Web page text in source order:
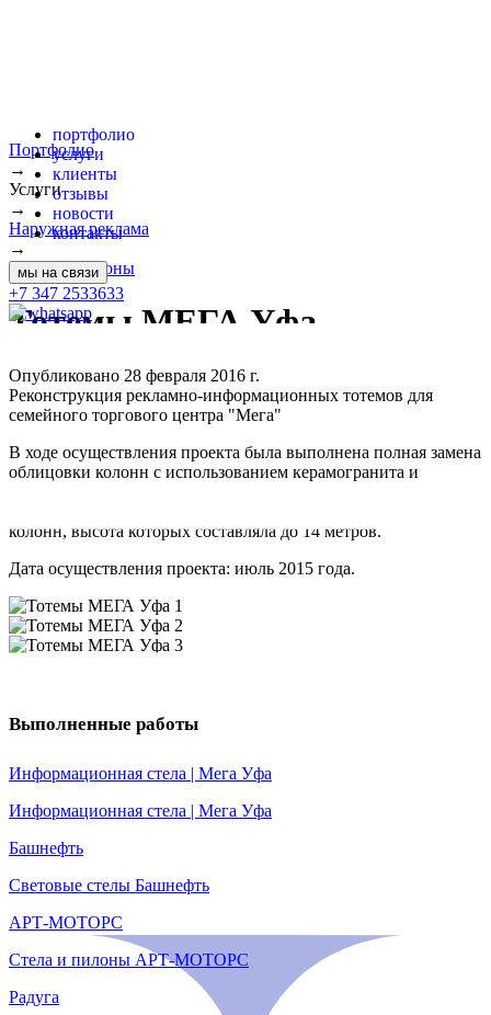
портфолио
услуги
клиенты
отзывы
новости
контакты
мы на связи
+7 347 2533633
Портфолио
→
Услуги
→
Наружная реклама
→
Стелы и пилоны
Тотемы МЕГА Уфа
Опубликовано 28 февраля 2016 г.
Реконструкция рекламно-информационных тотемов для
семейного торгового центра "Мега"
В ходе осуществления проекта была выполнена полная замена
облицовки колонн с использованием керамогранита и
колонн, высота которых составляла до 14 метров.
Дата осуществления проекта: июль 2015 года.
Выполненные работы
Информационная стела | Мега Уфа
Информационная стела | Мега Уфа
Башнефть
Световые стелы Башнефть
АРТ-МОТОРС
Стела и пилоны АРТ-МОТОРС
Радуга